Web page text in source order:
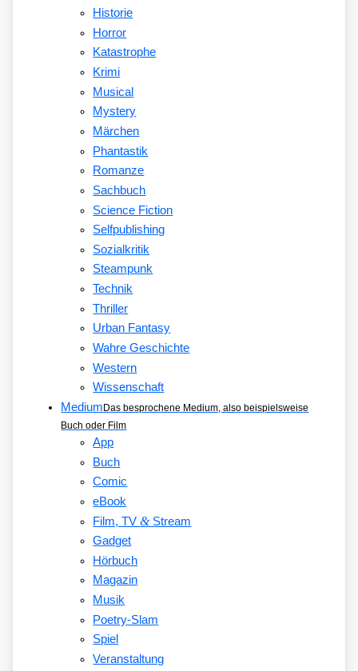
Historie
Horror
Katastrophe
Krimi
Musical
Mystery
Märchen
Phantastik
Romanze
Sachbuch
Science Fiction
Selfpublishing
Sozialkritik
Steampunk
Technik
Thriller
Urban Fantasy
Wahre Geschichte
Western
Wissenschaft
Medium Das besprochene Medium, also beispielsweise
Buch oder Film
App
Buch
Comic
eBook
Film, TV&Stream
Gadget
Hörbuch
Magazin
Musik
Poetry-Slam
Spiel
Veranstaltung